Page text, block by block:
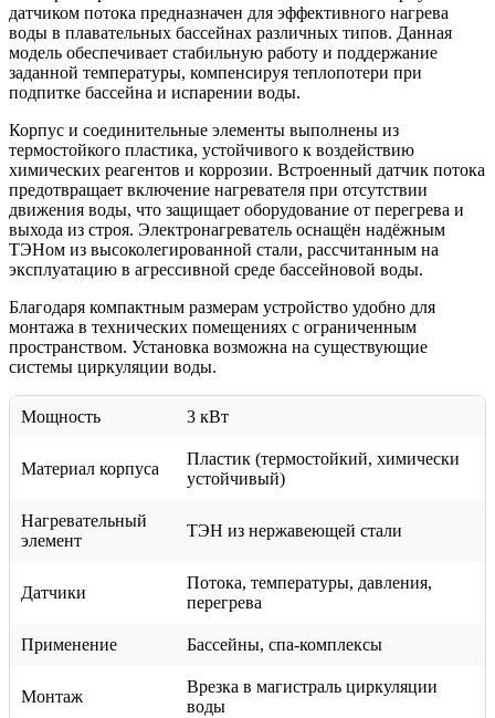
датчиком потока предназначен для эффективного нагрева
воды в плавательных бассейнах различных типов. Данная
модель обеспечивает стабильную работу и поддержание
заданной температуры, компенсируя теплопотери при
подпитке бассейна и испарении воды.
Корпус и соединительные элементы выполнены из
термостойкого пластика, устойчивого к воздействию
химических реагентов и коррозии. Встроенный датчик потока
предотвращает включение нагревателя при отсутствии
движения воды, что защищает оборудование от перегрева и
выхода из строя. Электронагреватель оснащён надёжным
ТЭНом из высоколегированной стали, рассчитанным на
эксплуатацию в агрессивной среде бассейновой воды.
Благодаря компактным размерам устройство удобно для
монтажа в технических помещениях с ограниченным
пространством. Установка возможна на существующие
системы циркуляции воды.
Мощность 3 кВт
Материал корпуса
Пластик (термостойкий, химически
устойчивый)
Нагревательный
элемент
ТЭН из нержавеющей стали
Датчики
Потока, температуры, давления,
перегрева
Применение Бассейны, спа-комплексы
Монтаж
Врезка в магистраль циркуляции
воды